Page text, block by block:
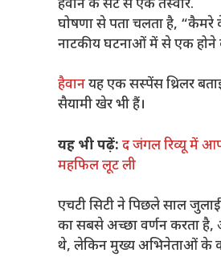
हैवान के सेट से एक तस्वीर.
घोषणा से पता चलता है, “कैमरे
नाटकीय घटनाओं में से एक होने
हैवानयह एक सस्पेंस थ्रिलर
सैयामी खेर भी हैं।
यह भी पढ़ें: द जंगल रिव्यू में
महफिल लूट ली
एचटी सिटी ने पिछले साल
का सबसे अच्छा वर्णन करता है,
थे, लेकिन मुख्य अभिनेताओं के